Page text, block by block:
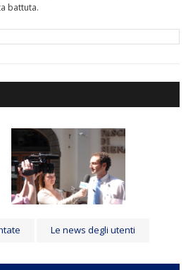
battuta.
Le news degli utenti